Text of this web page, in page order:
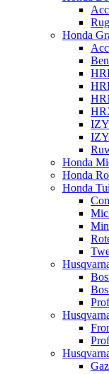
Honda
IZY
Honda
Honda
Honda